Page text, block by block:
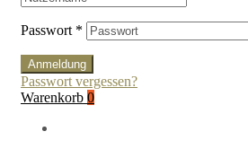
Passwort *
Anmeldung
Passwort vergessen?
Warenkorb 0